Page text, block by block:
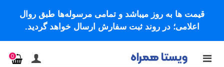
قیمت ها به روز میباشد و تمامی مرسوله‌ها طبق روال
اعلامی؛ در روند ثبت سفارش ارسال خواهد گردید.
0